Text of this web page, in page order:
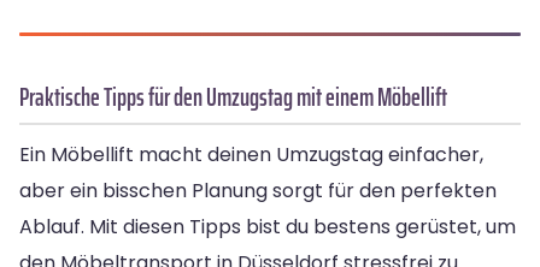
Praktische Tipps für den Umzugstag mit einem Möbellift
Ein Möbellift macht deinen Umzugstag einfacher,
aber ein bisschen Planung sorgt für den perfekten
Ablauf. Mit diesen Tipps bist du bestens gerüstet, um